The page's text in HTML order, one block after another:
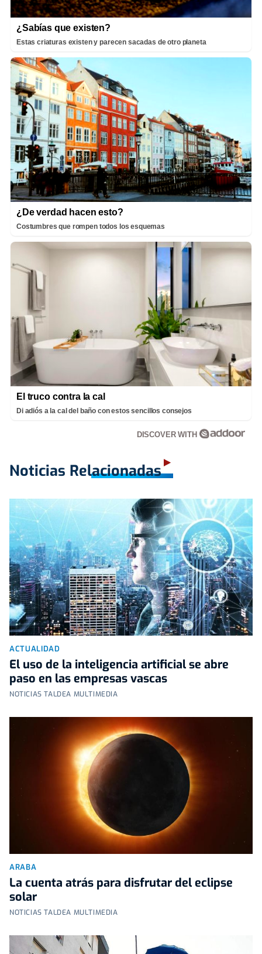
¿Sabías que existen?
Estas criaturas existen y parecen sacadas de otro planeta
¿De verdad hacen esto?
Costumbres que rompen todos los esquemas
El truco contra la cal
Di adiós a la cal del baño con estos sencillos consejos
DISCOVER WITH
Noticias Relacionadas
ACTUALIDAD
El uso de la inteligencia artificial se abre
paso en las empresas vascas
NOTICIAS TALDEA MULTIMEDIA
ARABA
La cuenta atrás para disfrutar del eclipse
solar
NOTICIAS TALDEA MULTIMEDIA